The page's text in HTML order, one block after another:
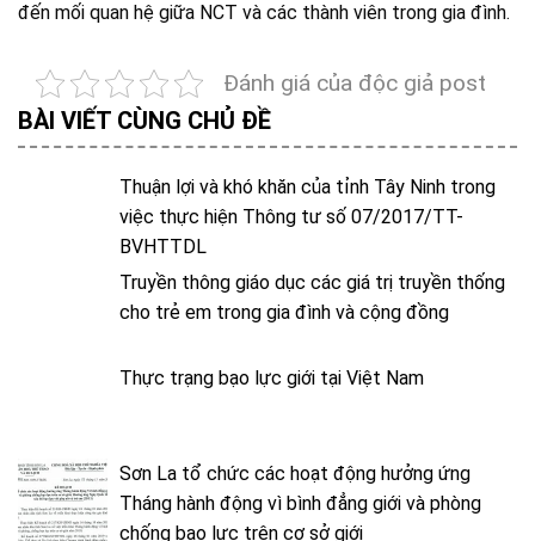
đến mối quan hệ giữa NCT và các thành viên trong gia đình.
Đánh giá của độc giả post
BÀI VIẾT CÙNG CHỦ ĐỀ
Thuận lợi và khó khăn của tỉnh Tây Ninh trong
việc thực hiện Thông tư số 07/2017/TT-
BVHTTDL
Truyền thông giáo dục các giá trị truyền thống
cho trẻ em trong gia đình và cộng đồng
Thực trạng bạo lực giới tại Việt Nam
Sơn La tổ chức các hoạt động hưởng ứng
Tháng hành động vì bình đẳng giới và phòng
chống bạo lực trên cơ sở giới